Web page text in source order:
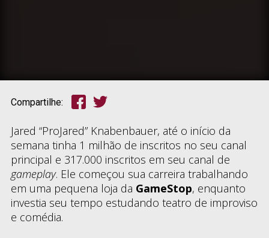
Compartilhe:
Jared “ProJared” Knabenbauer, até o início da
semana tinha 1 milhão de inscritos no seu canal
principal e 317.000 inscritos em seu canal de
gameplay. Ele começou sua carreira trabalhando
em uma pequena loja da GameStop, enquanto
investia seu tempo estudando teatro de improviso
e comédia.